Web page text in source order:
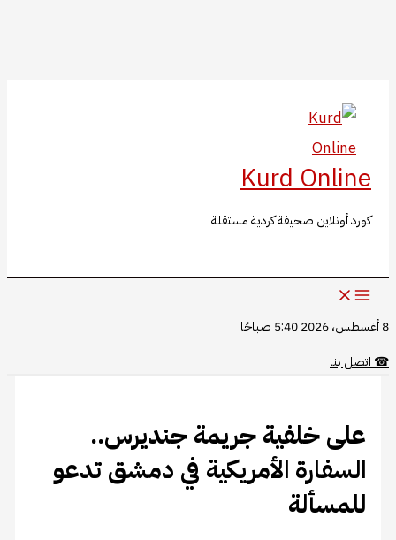
المحتوى
Kurd Online
كورد أونلاين صحيفة كردية مستقلة
8 أغسطس، 2026 5:40 صباحًا
☎اتصل بنا
على خلفية جريمة جنديرس..
السفارة الأمريكية في دمشق تدعو
للمسألة